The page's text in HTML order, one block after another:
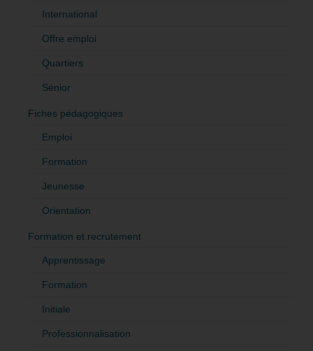
International
Offre emploi
Quartiers
Sénior
Fiches pédagogiques
Emploi
Formation
Jeunesse
Orientation
Formation et recrutement
Apprentissage
Formation
Initiale
Professionnalisation